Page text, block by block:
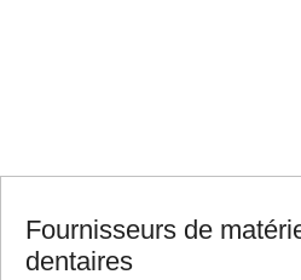
Fournisseurs de
dentaires